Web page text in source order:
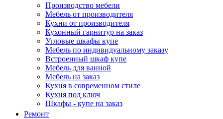
Производство мебели
Мебель от производителя
Кухни от производителя
Кухонный гарнитур на заказ
Угловые шкафы купе
Мебель по индивидуальному заказу
Встроенный шкаф купе
Мебель для ванной
Мебель на заказ
Кухня в современном стиле
Кухня под ключ
Шкафы - купе на заказ
Ремонт